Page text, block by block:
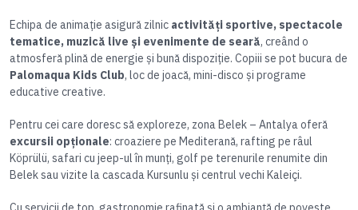
Echipa de animație asigură zilnic activități sportive, spectacole
tematice, muzică live și evenimente de seară, creând o
atmosferă plină de energie și bună dispoziție. Copiii se pot bucura de
Palomaqua Kids Club, loc de joacă, mini-disco și programe
educative creative.
Pentru cei care doresc să exploreze, zona Belek – Antalya oferă
excursii opționale: croaziere pe Mediterană, rafting pe râul
Köprülü, safari cu jeep-ul în munți, golf pe terenurile renumite din
Belek sau vizite la cascada Kursunlu și centrul vechi Kaleiçi.